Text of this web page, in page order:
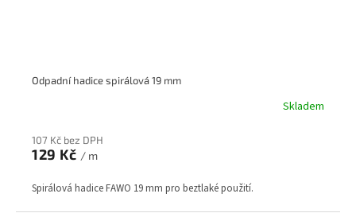
Odpadní hadice spirálová 19 mm
Skladem
107 Kč bez DPH
129 Kč / m
Spirálová hadice FAWO 19 mm pro beztlaké použití.